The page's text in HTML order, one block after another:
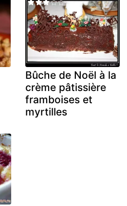
Bûche de Noël à la
crème pâtissière
framboises et
myrtilles